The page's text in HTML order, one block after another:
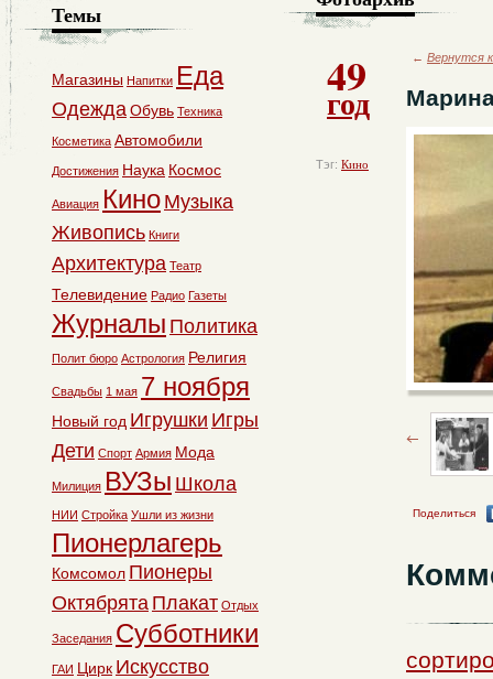
49
год
Тэг: Кино
← Вернутся
Поделиться
Темы
Магазины Напитки Еда
ОдеждаОбувь Техника
Косметика Автомобили
Достижения Наука Космос
Авиация Кино Музыка
Живопись Книги
Архитектура Театр
Телевидение Радио Газеты
Журналы Политика
Полит бюро Астрология Религия
Свадьбы 1 мая 7 ноября
Новый год Игрушки Игры
Дети Спорт Армия Мода
Милиция ВУЗы Школа
НИИ Стройка Ушли из жизни
Пионерлагерь
Комсомол Пионеры
Октябрята Плакат Отдых
Заседания Субботники
ГАИ Цирк Искусство